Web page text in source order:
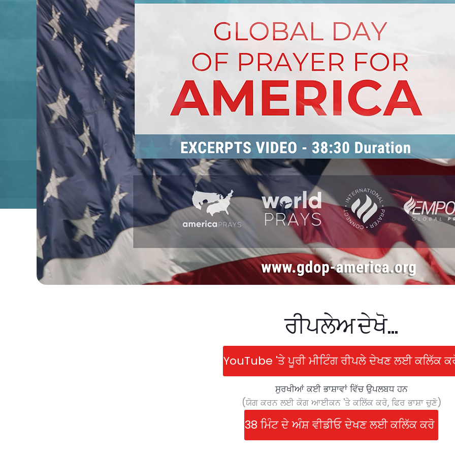
ਰੀਪਲੇਅ ਦੇਖੋ...
YouTube 'ਤੇ ਪੂਰੀ ਮੀਟਿੰਗ ਰੀਪਲੇ ਦੇਖਣ ਲਈ ਕਲਿੱਕ
ਸੁਰਖੀਆਂ ਕਈ ਭਾਸ਼ਾਵਾਂ ਵਿੱਚ ਉਪਲਬਧ ਹਨ
(ਯੋਗ ਕਰਨ ਲਈ ਕੋਗ ਆਈਕਨ 'ਤੇ ਕਲਿੱਕ ਕਰੋ, ਫਿਰ ਭਾਸ਼ਾ ਚੁਣੋ)
38 ਮਿੰਟ ਦੇ ਅੰਸ਼ ਵੀਡੀਓ ਦੇਖਣ ਲਈ ਕਲਿੱਕ ਕਰੋ